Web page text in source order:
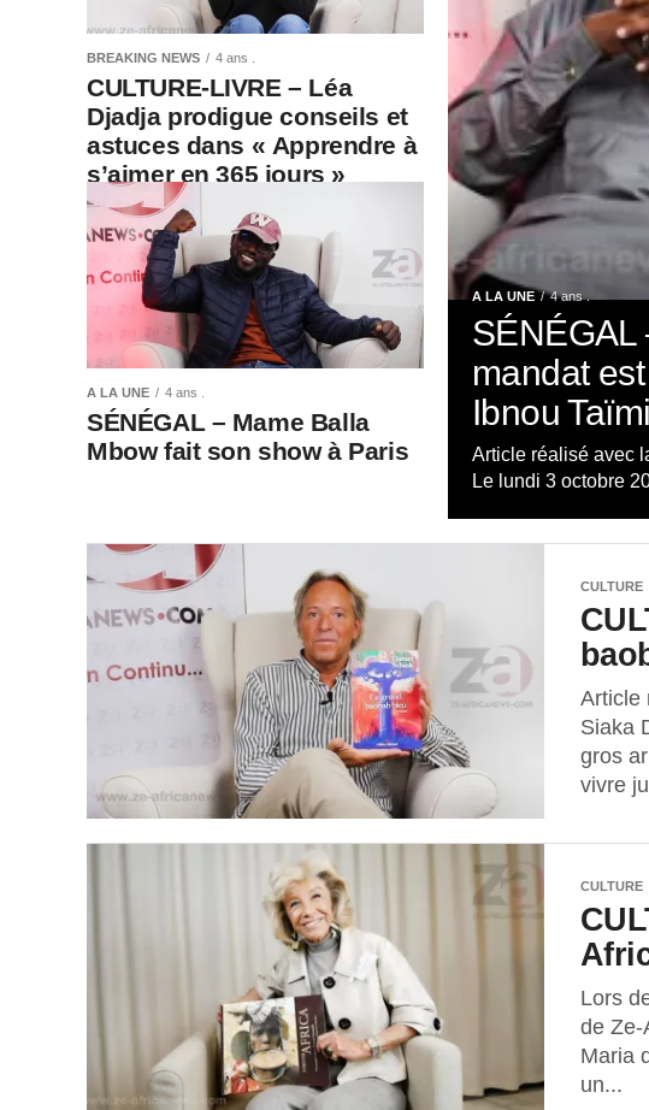
A LA UNE 4 ans .
SÉNÉGAL
mandat
Ibnou
Article réalisé avec
Le lundi 3 octobre
BREAKING NEWS 4 ans .
CULTURE-LIVRE – Léa
Djadja prodigue conseils et
astuces dans « Apprendre à
s’aimer en 365 jours »
A LA UNE 4 ans .
SÉNÉGAL – Mame Balla
Mbow fait son show à Paris
CULTURE
Article
Siaka
gros
vivre
CULTURE
Lors
de Ze-
Maria
un...